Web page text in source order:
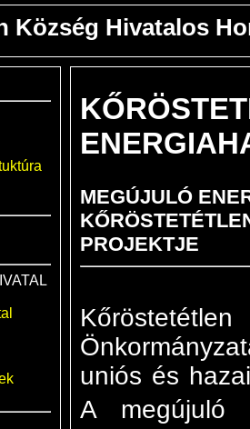
Község Hivatalos
MEGÚJULÓ
PROJEKTJE
uniós és
A megújuló